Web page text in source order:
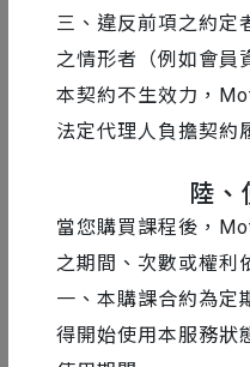
三、違反前項之約定
之情形者（例如會員
本契約不生效力，
法定代理人負擔契約
陸、
當您購買課程後，
之期間、次數或權利
一、本購課合約為定
得開始使用本服務狀